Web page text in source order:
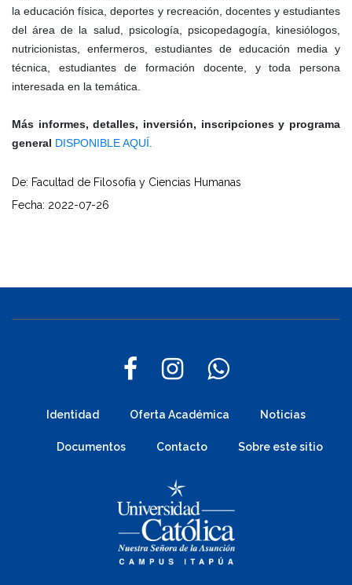
la educación física, deportes y recreación, docentes y estudiantes
del área de la salud, psicología, psicopedagogía, kinesiólogos,
nutricionistas, enfermeros, estudiantes de educación media y
técnica, estudiantes de formación docente, y toda persona
interesada en la temática.
Más informes, detalles, inversión, inscripciones y programa
general DISPONIBLE AQUÍ.
De: Facultad de Filosofía y Ciencias Humanas
Fecha: 2022-07-26
Identidad Oferta Académica Noticias
Documentos Contacto Sobre este sitio